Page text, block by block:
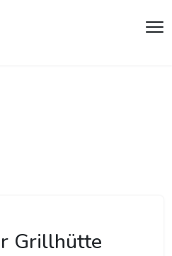
Grillhütte